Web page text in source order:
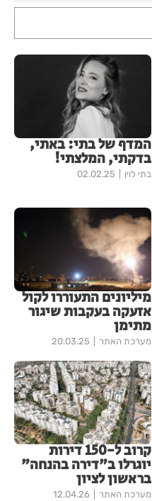
המדף של בתי: באתי,
בדקתי, המלצתי!
בתי לוין 02.02.25
מיליונים התעוררו לקול
אזעקה בעקבות שיגור
מתימן
מערכת האתר 20.03.25
קרוב ל-150 דירות
יוגרלו ב"דירה בהנחה"
בראשון לציון
מערכת האתר 12.04.26